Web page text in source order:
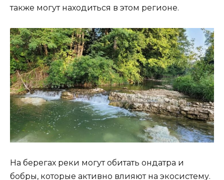
также могут находиться в этом регионе.
На берегах реки могут обитать ондатра и
бобры, которые активно влияют на экосистему.